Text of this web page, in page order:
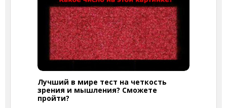
Лучший в мире тест на четкость
зрения и мышления? Сможете
пройти?